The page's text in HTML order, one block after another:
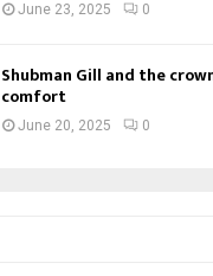
June 23, 2025 0
Shubman Gill and the
comfort
June 20, 2025 0